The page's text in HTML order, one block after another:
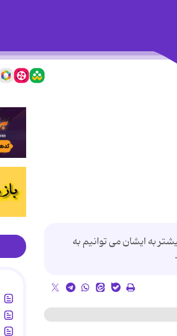
به ایشان می توانیم به